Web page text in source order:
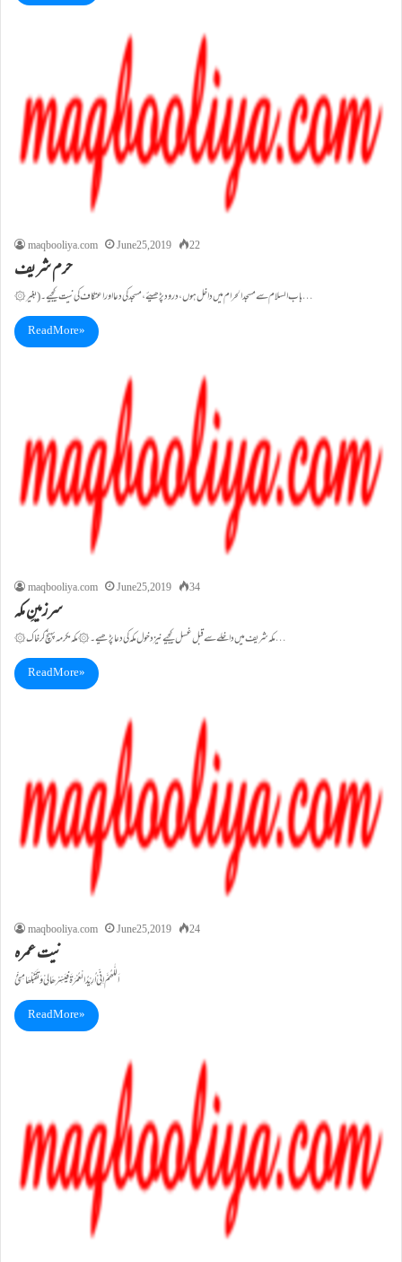
maqbooliya.com June 25, 2019 22
حرم شریف
۞ باب السلام سے مسجد الحرام میں داخل ہوں، درود پڑھیئے، مسجد کی دعا اور اعتکاف کی نیت کیجیے۔ (بغیر…
Read More »
maqbooliya.com June 25, 2019 34
سرزمینِ مکہ
۞ مکہ شریف میں داخلے سے قبل غسل کیجیے نیز دخول مکہ کی دعا پڑھیے۔۞ مکہ مکرمہ پہنچ کر خاک…
Read More »
maqbooliya.com June 25, 2019 24
نیت عمرہ
اَللّٰھُمَّ اِنِّیْ اُرِیْدُ الْعُمْرَةَ فیَسِّرْھَا لِیْ وَتَقَبَّلْھَا مِنِّیْ
Read More »